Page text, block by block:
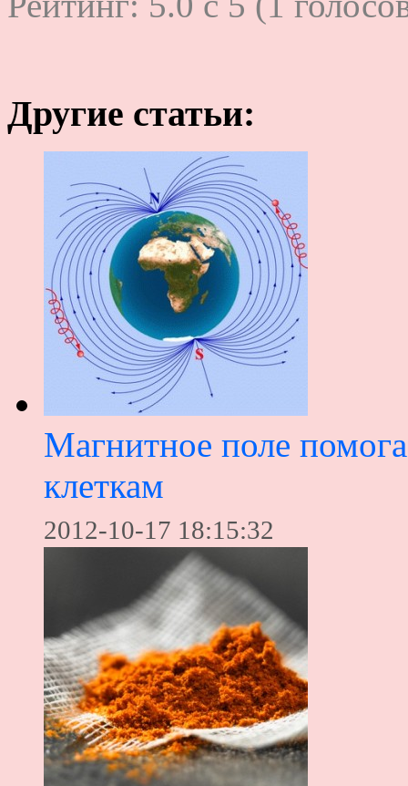
Другие статьи:
Магнитное поле
клеткам
2012-10-17 18:15:32